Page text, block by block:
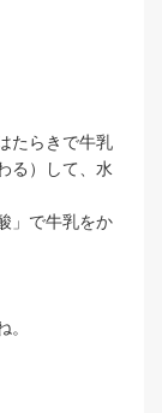
たらきで牛乳
る）して、水
」で牛乳をか